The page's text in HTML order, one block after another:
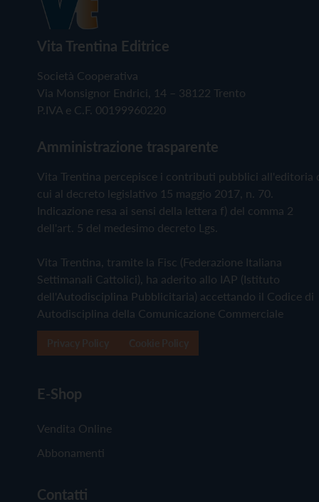
Vita Trentina Editrice
Società Cooperativa
Via Monsignor Endrici, 14 – 38122 Trento
P.IVA e C.F. 00199960220
Amministrazione trasparente
Vita Trentina percepisce i contributi pubblici all'editoria
cui al decreto legislativo 15 maggio 2017, n. 70.
Indicazione resa ai sensi della lettera f) del comma 2
dell'art. 5 del medesimo decreto Lgs.
Vita Trentina, tramite la Fisc (Federazione Italiana
Settimanali Cattolici), ha aderito allo IAP (Istituto
dell'Autodisciplina Pubblicitaria) accettando il Codice di
Autodisciplina della Comunicazione Commerciale
E-Shop
Vendita Online
Abbonamenti
Contatti